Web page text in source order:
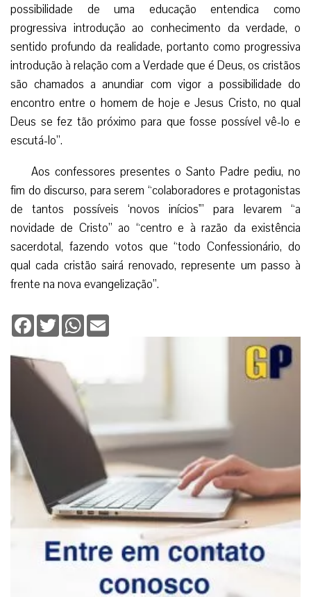
possibilidade de uma educação entendica como
progressiva introdução ao conhecimento da verdade, o
sentido profundo da realidade, portanto como progressiva
introdução à relação com a Verdade que é Deus, os cristãos
são chamados a anundiar com vigor a possibilidade do
encontro entre o homem de hoje e Jesus Cristo, no qual
Deus se fez tão próximo para que fosse possível vê-lo e
escutá-lo”.
Aos confessores presentes o Santo Padre pediu, no
fim do discurso, para serem “colaboradores e protagonistas
de tantos possíveis ‘novos inícios'” para levarem “a
novidade de Cristo” ao “centro e à razão da existência
sacerdotal, fazendo votos que “todo Confessionário, do
qual cada cristão sairá renovado, represente um passo à
frente na nova evangelização”.
Facebook
TwitterWhatsApp